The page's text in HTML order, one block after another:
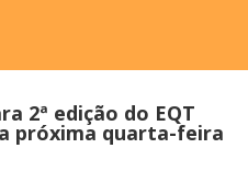
2ª edição do EQT
próxima quarta-feira